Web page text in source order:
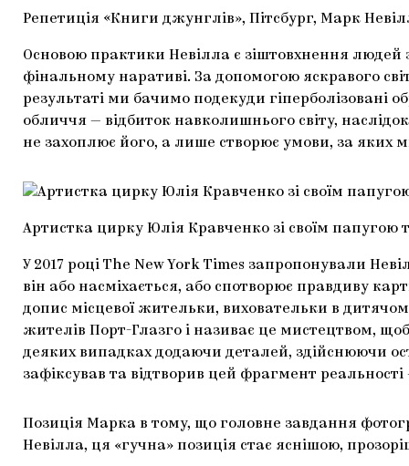
Репетиція «Книги джунглів», Пітсбург, Марк
Основою практики Невілла є зіштовхнення
фінальному наративі. За допомогою яскравого
результаті ми бачимо подекуди гіперболізовані
обличчя — відбиток навколишнього світу,
не захоплює його, а лише створює умови, за яких
Артистка цирку Юлія Кравченко зі своїм папугою
У 2017 році The New York Times запропонували
він або насміхається, або спотворює правдиву
допис місцевої жительки, виховательки в
жителів Порт-Глазго і називає це мистецтвом,
деяких випадках додаючи деталей, здійснюючи
зафіксував та відтворив цей фрагмент
Позиція Марка в тому, що головне завдання
Невілла, ця «гучна» позиція стає яснішою,